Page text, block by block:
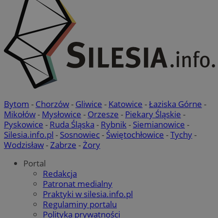
Bytom - Chorzów- Gliwice - Katowice -Łaziska Górne -
Mikołów- Mysłowice - Orzesze - Piekary Śląskie -
Pyskowice - Ruda Śląska - Rybnik- Siemianowice -
Silesia.info.pl - Sosnowiec- Świętochłowice -Tychy-
Wodzisław-Zabrze -Żory
Portal
Redakcja
Patronat medialny
Praktyki w silesia.info.pl
Regulaminy portalu
Polityka prywatności
CookieScriptConsent
VISITOR_PRIVACY_METADATA